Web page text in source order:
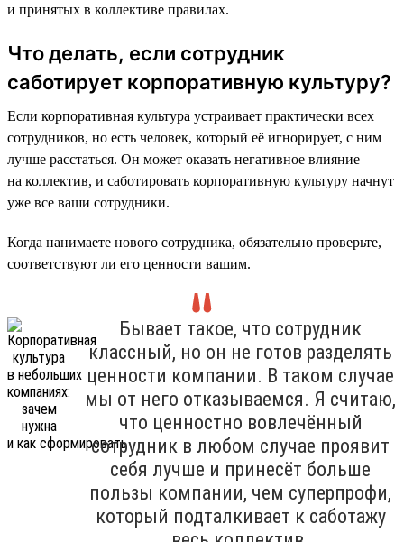
и принятых в коллективе правилах.
Что делать, если сотрудник
саботирует корпоративную культуру?
Если корпоративная культура устраивает практически всех
сотрудников, но есть человек, который её игнорирует, с ним
лучше расстаться. Он может оказать негативное влияние
на коллектив, и саботировать корпоративную культуру начнут
уже все ваши сотрудники.
Когда нанимаете нового сотрудника, обязательно проверьте,
соответствуют ли его ценности вашим.
Бывает такое, что сотрудник
классный, но он не готов разделять
ценности компании. В таком случае
мы от него отказываемся. Я считаю,
что ценностно вовлечённый
сотрудник в любом случае проявит
себя лучше и принесёт больше
пользы компании, чем суперпрофи,
который подталкивает к саботажу